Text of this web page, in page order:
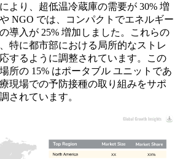
より、超低温冷蔵庫の需要が 30% 増
NGO では、コンパクトでエネルギー
導入が 25% 増加しました。これらの
特に都市部における局所的なストレ
するように調整されています。この
所の 15% はポータブル ユニットであ
現場での予防接種の取り組みをサポ
されています。
XX%
XX